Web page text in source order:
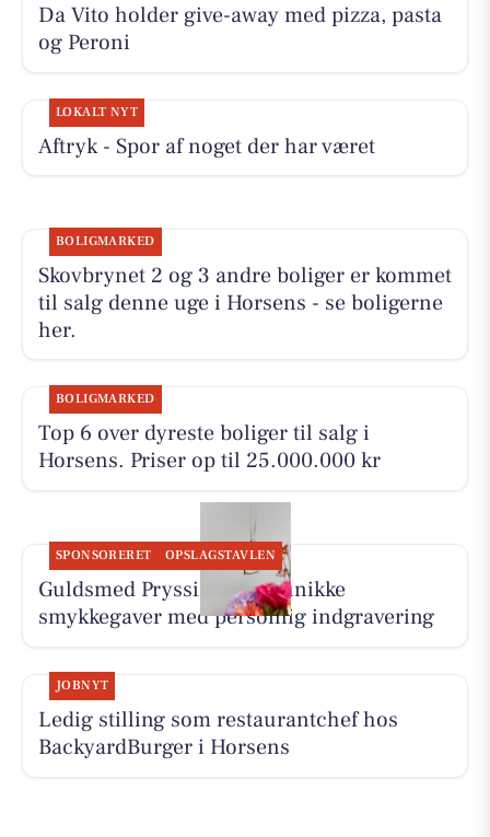
Da Vito holder give-away med pizza, pasta
og Peroni
LOKALT NYT
Aftryk - Spor af noget der har været
BOLIGMARKED
Skovbrynet 2 og 3 andre boliger er kommet
til salg denne uge i Horsens - se boligerne
her.
BOLIGMARKED
Top 6 over dyreste boliger til salg i
Horsens. Priser op til 25.000.000 kr
SPONSORERET OPSLAGSTAVLEN
Guldsmed Pryssing laver unikke
smykkegaver med personlig indgravering
JOBNYT
Ledig stilling som restaurantchef hos
BackyardBurger i Horsens